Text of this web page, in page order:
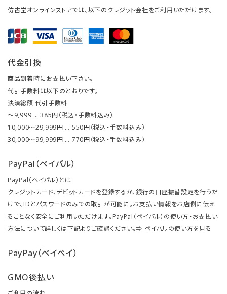
仿古堂オンラインストアでは、以下のクレジット会社をご利用いただけます。
代金引換
商品到着時にお支払い下さい。
代引手数料は以下のとおりです。
決済総額 代引手数料
～9,999 … 385円（税込・手数料込み）
10,000～29,999円 … 550円（税込・手数料込み）
30,000～99,999円 … 770円（税込・手数料込み）
PayPal（ペイパル）
PayPal（ペイパル）とは
クレジットカード、デビットカードを登録するか、銀行の口座振替設定を行うだ
けで、IDとパスワードのみでの取引が可能に。お支払い情報をお店側に伝え
ることなく安全にご利用いただけます。PayPal（ペイパル）の使い方・お支払い
方法について詳しくは下記よりご確認ください。⇒ ペイパルの使い方を見る
PayPay（ペイペイ）
GMO後払い